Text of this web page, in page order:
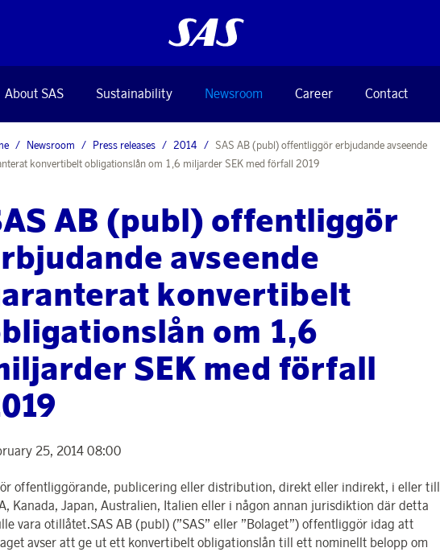
About SAS Sustainability Newsroom Career Contact
Newsroom Press releases 2014
SAS AB (publ) offentliggör erbjudande avseende
konvertibelt obligationslån om 1,6 miljarder SEK med förfall 2019
AB (publ) offentliggör
avseende
konvertibelt
om 1,6
SEK med förfall
25, 2014 08:00
offentliggörande, publicering eller distribution, direkt eller indirekt, i eller till
Kanada, Japan, Australien, Italien eller i någon annan jurisdiktion där detta
vara otillåtet.SAS AB (publ) (”SAS” eller ”Bolaget”) offentliggör idag att
avser att ge ut ett konvertibelt obligationslån till ett nominellt belopp om